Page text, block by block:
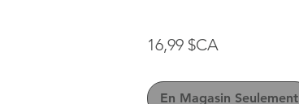
16,99 $CAPrix
En Magasin Seulement